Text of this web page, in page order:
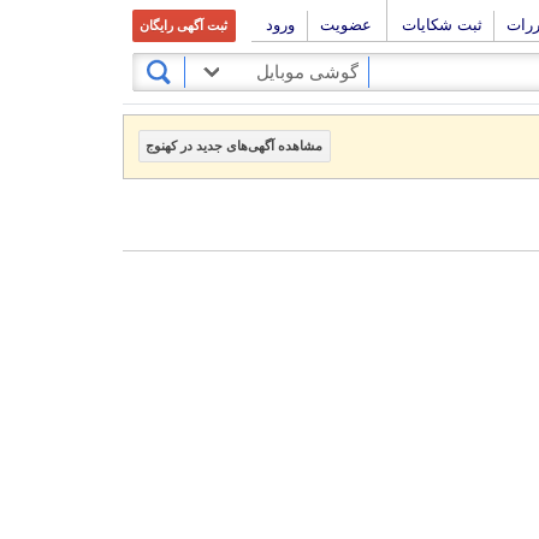
ثبت شکایات عضویت ورود ثبت آگهی رایگان
گوشی موبایل
مشاهده آگهی‌های جدید در کهنوج